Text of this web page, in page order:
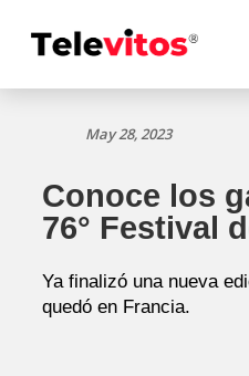
May 28, 2023
Conoce los
76° Festival
Ya finalizó una nueva
quedó en Francia.